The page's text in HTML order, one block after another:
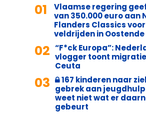
01
Vlaamse regering
van 350.000 euro aan
Flanders Classics voor
veldrijden in Oostende
02 “F*ck Europa”:
vlogger toont
Ceuta
03
167 kinderen naar
gebrek aan
weet niet wat er
gebeurt